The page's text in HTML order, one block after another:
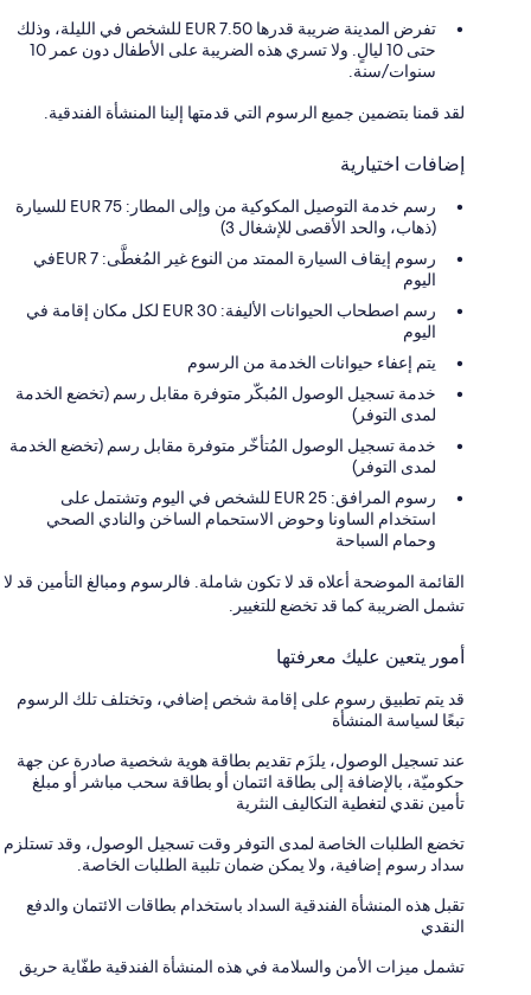
تفرض المدينة ضريبة قدرها 7.50 EUR للشخص في الليلة، وذلك
حتى 10 ليالٍ. ولا تسري هذه الضريبة على الأطفال دون عمر 10
سنوات/سنة.
لقد قمنا بتضمين جميع الرسوم التي قدمتها إلينا المنشأة الفندقية.
إضافات اختيارية
رسم خدمة التوصيل المكوكية من وإلى المطار: 75 EUR للسيارة
(ذهاب، والحد الأقصى للإشغال 3)
رسوم إيقاف السيارة الممتد من النوع غير المُغطَّى: 7 EURفي
اليوم
رسم اصطحاب الحيوانات الأليفة: 30 EUR لكل مكان إقامة في
اليوم
يتم إعفاء حيوانات الخدمة من الرسوم
خدمة تسجيل الوصول المُبكّر متوفرة مقابل رسم (تخضع الخدمة
لمدى التوفر)
خدمة تسجيل الوصول المُتأخّر متوفرة مقابل رسم (تخضع الخدمة
لمدى التوفر)
رسوم المرافق: 25 EUR للشخص في اليوم وتشتمل على
استخدام الساونا وحوض الاستحمام الساخن والنادي الصحي
وحمام السباحة
القائمة الموضحة أعلاه قد لا تكون شاملة. فالرسوم ومبالغ التأمين قد لا
تشمل الضريبة كما قد تخضع للتغيير.
أمور يتعين عليك معرفتها
قد يتم تطبيق رسوم على إقامة شخص إضافي، وتختلف تلك الرسوم
تبعًا لسياسة المنشأة
عند تسجيل الوصول، يلزَم تقديم بطاقة هوية شخصية صادرة عن جهة
حكوميّة، بالإضافة إلى بطاقة ائتمان أو بطاقة سحب مباشر أو مبلغ
تأمين نقدي لتغطية التكاليف النثرية
تخضع الطلبات الخاصة لمدى التوفر وقت تسجيل الوصول، وقد تستلزم
سداد رسوم إضافية، ولا يمكن ضمان تلبية الطلبات الخاصة.
تقبل هذه المنشأة الفندقية السداد باستخدام بطاقات الائتمان والدفع
النقدي
تشمل ميزات الأمن والسلامة في هذه المنشأة الفندقية طفّاية حريق